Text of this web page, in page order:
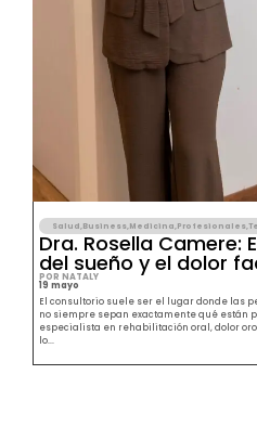
Salud,Business,Medicina,Profesionales,
Dra. Rosella Camere:
del sueño y el dolor
POR NATALY
19 mayo
El consultorio suele ser el lugar donde las
no siempre sepan exactamente qué están
especialista en rehabilitación oral, dolor
lo...